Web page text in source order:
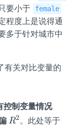
要小于 female
程度上是说得通
多于针对城市中
有关对比变量的
控制变量情况
R^
R2 。此处等于